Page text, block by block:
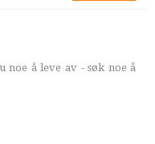
noe å leve av - søk noe å